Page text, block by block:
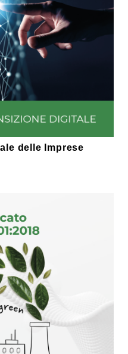
delle Imprese